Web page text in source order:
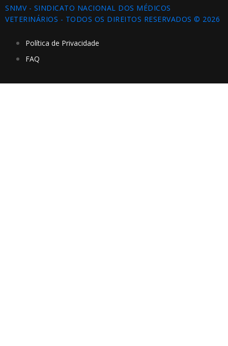
SNMV - SINDICATO NACIONAL DOS MÉDICOS
VETERINÁRIOS - TODOS OS DIREITOS RESERVADOS © 2026
Política de Privacidade
FAQ